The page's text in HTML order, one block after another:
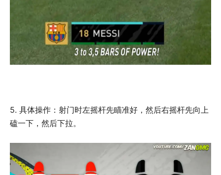
5. 具体操作：射门时左摇杆先瞄准好，然后右摇杆先向上
磕一下，然后下拉。